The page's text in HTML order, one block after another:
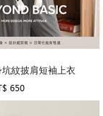
紋披肩短袖上衣
650